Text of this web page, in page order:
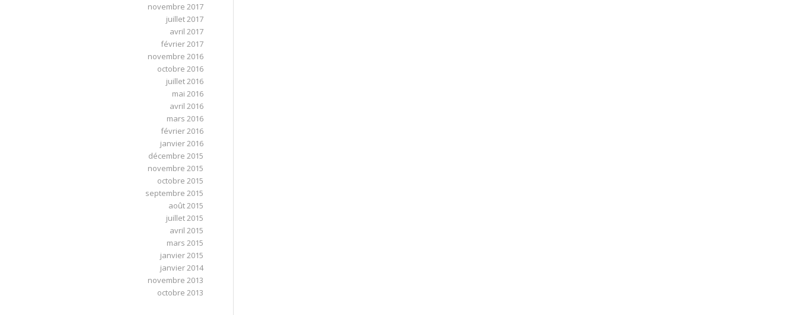
novembre 2017
juillet 2017
avril 2017
février 2017
novembre 2016
octobre 2016
juillet 2016
mai 2016
avril 2016
mars 2016
février 2016
janvier 2016
décembre 2015
novembre 2015
octobre 2015
septembre 2015
août 2015
juillet 2015
avril 2015
mars 2015
janvier 2015
janvier 2014
novembre 2013
octobre 2013